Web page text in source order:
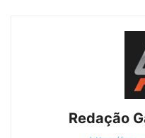
Redação